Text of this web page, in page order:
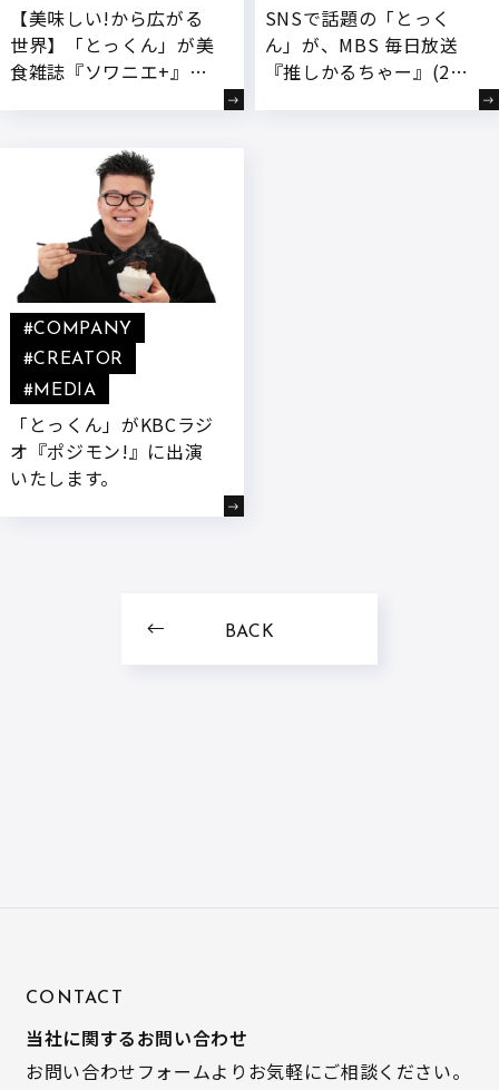
【美味しい!から広がる
世界】「とっくん」が美
食雑誌『ソワニエ+』で
ジオ』レギュラー出演決
SNSで話題の「とっく
ん」が、MBS 毎日放送
『推しかるちゃー』(2月
「とっくん」がKBCラジ
オ『ポジモン!』に出演
いたします。
#COMPANY
#CREATOR
#MEDIA
BACK
CONTACT
当社に関するお問い合わせ
お問い合わせフォームよりお気軽にご相談ください。